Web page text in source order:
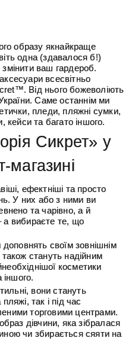
образу якнайкраще
одна (здавалося б!)
ваш гардероб.
всесвітньо
Від нього божеволіють
Саме останнім ми
пледи, пляжні сумки,
кейси та багато іншого.
Сикрет» у
магазині
ефектніші та просто
У них або з ними ви
та чарівно, а й
вибираєте те, що
своїм зовнішнім
стануть надійним
косметики
іншого.
вони стануть
так і під час
торговими центрами.
дівчини, яка зібралася
чи збирається сяяти на